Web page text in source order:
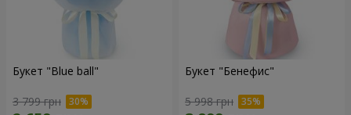
Букет "Blue ball"
3 799 грн
Букет "Бенефис"
5 998 грн